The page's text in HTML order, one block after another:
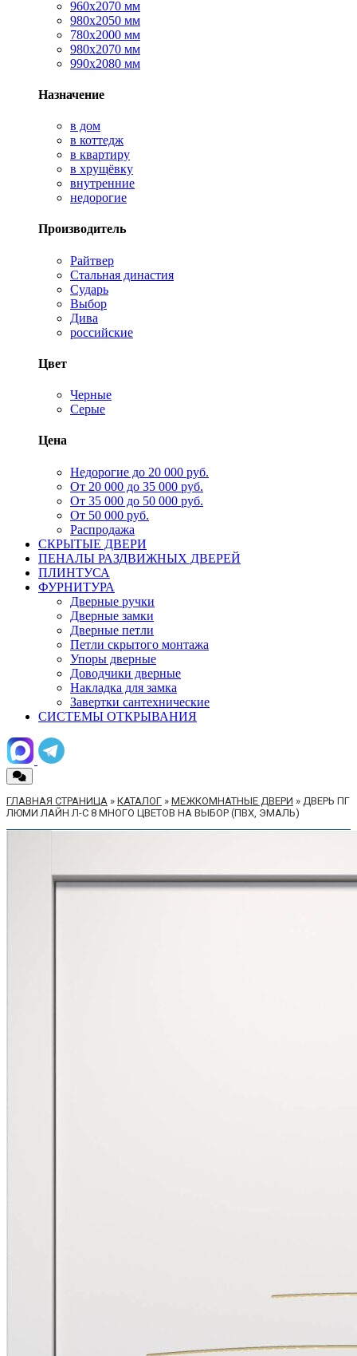
960х2070 мм
980х2050 мм
780х2000 мм
980х2070 мм
990х2080 мм
Назначение
в дом
в коттедж
в квартиру
в хрущёвку
внутренние
недорогие
Производитель
Райтвер
Стальная династия
Сударь
Выбор
Дива
российские
Цвет
Черные
Серые
Цена
Недорогие до 20 000 руб.
От 20 000 до 35 000 руб.
От 35 000 до 50 000 руб.
От 50 000 руб.
Распродажа
СКРЫТЫЕ ДВЕРИ
ПЕНАЛЫ РАЗДВИЖНЫХ ДВЕРЕЙ
ПЛИНТУСА
ФУРНИТУРА
Дверные ручки
Дверные замки
Дверные петли
Петли скрытого монтажа
Упоры дверные
Доводчики дверные
Накладка для замка
Завертки сантехнические
СИСТЕМЫ ОТКРЫВАНИЯ
ГЛАВНАЯ СТРАНИЦА » КАТАЛОГ » МЕЖКОМНАТНЫЕ ДВЕРИ » ДВЕРЬ ПГ
ЛЮМИ ЛАЙН Л-С 8 МНОГО ЦВЕТОВ НА ВЫБОР (ПВХ, ЭМАЛЬ)